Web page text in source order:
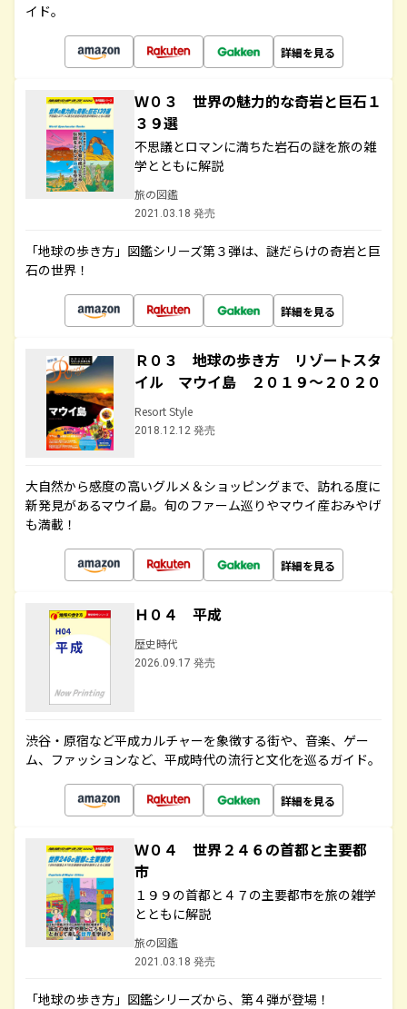
イド。
詳細を見る
Ｗ０３ 世界の魅力的な奇岩と巨石１
３９選
不思議とロマンに満ちた岩石の謎を旅の雑
学とともに解説
旅の図鑑
2021.03.18 発売
「地球の歩き方」図鑑シリーズ第３弾は、謎だらけの奇岩と巨
石の世界！
詳細を見る
Ｒ０３ 地球の歩き方 リゾートスタ
イル マウイ島 ２０１９～２０２０
Resort Style
2018.12.12 発売
大自然から感度の高いグルメ＆ショッピングまで、訪れる度に
新発見があるマウイ島。旬のファーム巡りやマウイ産おみやげ
も満載！
詳細を見る
Ｈ０４ 平成
歴史時代
2026.09.17 発売
渋谷・原宿など平成カルチャーを象徴する街や、音楽、ゲー
ム、ファッションなど、平成時代の流行と文化を巡るガイド。
詳細を見る
Ｗ０４ 世界２４６の首都と主要都
市
１９９の首都と４７の主要都市を旅の雑学
とともに解説
旅の図鑑
2021.03.18 発売
「地球の歩き方」図鑑シリーズから、第４弾が登場！